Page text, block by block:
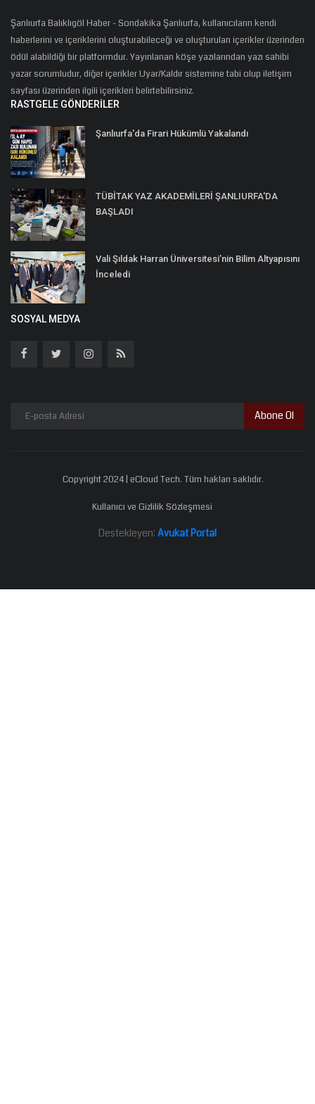
Şanlıurfa Balıklıgöl Haber - Sondakika Şanlıurfa, kullanıcıların kendi
haberlerini ve içeriklerini oluşturabileceği ve oluşturulan içerikler üzerinden
ödül alabildiği bir platformdur. Yayınlanan köşe yazılarından yazı sahibi
yazar sorumludur, diğer içerikler Uyar/Kaldır sistemine tabi olup iletişim
sayfası üzerinden ilgili içerikleri belirtebilirsiniz.
RASTGELE GÖNDERILER
Şanlıurfa'da Firari Hükümlü Yakalandı
TÜBİTAK YAZ AKADEMİLERİ ŞANLIURFA'DA
BAŞLADI
Vali Şıldak Harran Üniversitesi’nin Bilim Altyapısını
İnceledi
SOSYAL MEDYA
Abone Ol
Copyright 2024 | eCloud Tech. Tüm hakları saklıdır.
Kullanıcı ve Gizlilik Sözleşmesi
Destekleyen: Avukat Portal